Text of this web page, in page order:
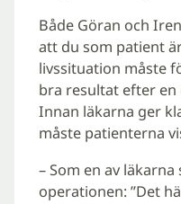
Både Göran och
att du som patient
livssituation måste
bra resultat efter
Innan läkarna ger
måste patienterna
– Som en av
operationen: ”Det